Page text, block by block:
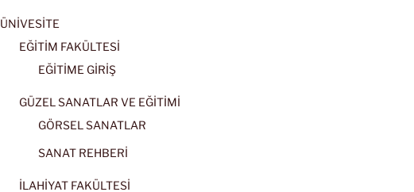
ÜNİVESİTE
EĞİTİM FAKÜLTESİ
EĞİTİME GİRİŞ
GÜZEL SANATLAR VE EĞİTİMİ
GÖRSEL SANATLAR
SANAT REHBERİ
İLAHİYAT FAKÜLTESİ